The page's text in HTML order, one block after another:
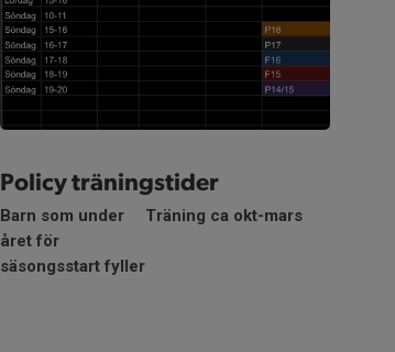
Policy träningstider
Barn som under
året för
säsongsstart fyller
Träning ca okt-mars